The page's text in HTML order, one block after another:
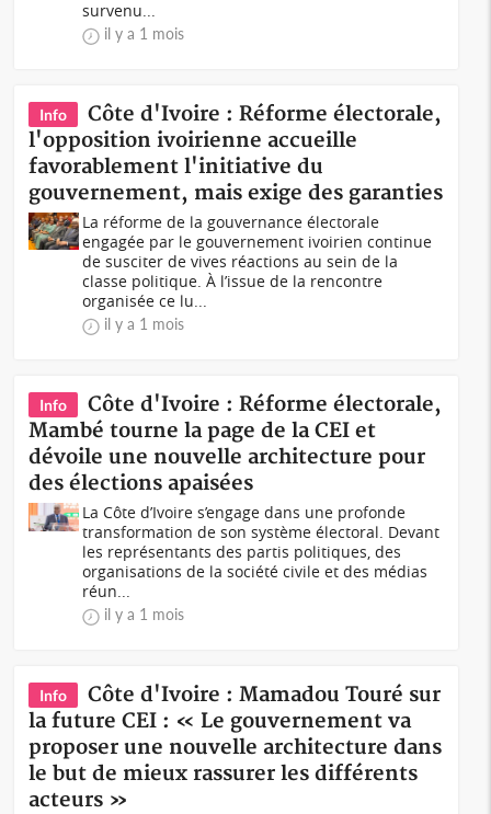
survenu...
il y a 1 mois
Info
Côte d'Ivoire : Réforme électorale,
l'opposition ivoirienne accueille
favorablement l'initiative du
gouvernement, mais exige des garanties
La réforme de la gouvernance électorale
engagée par le gouvernement ivoirien continue
de susciter de vives réactions au sein de la
classe politique. À l’issue de la rencontre
organisée ce lu...
il y a 1 mois
Info
Côte d'Ivoire : Réforme électorale,
Mambé tourne la page de la CEI et
dévoile une nouvelle architecture pour
des élections apaisées
La Côte d’Ivoire s’engage dans une profonde
transformation de son système électoral. Devant
les représentants des partis politiques, des
organisations de la société civile et des médias
réun...
il y a 1 mois
Info
Côte d'Ivoire : Mamadou Touré sur
la future CEI : « Le gouvernement va
proposer une nouvelle architecture dans
le but de mieux rassurer les différents
acteurs »